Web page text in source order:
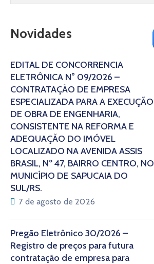
Novidades
EDITAL DE CONCORRÊNCIA
ELETRÔNICA N° 09/2026 –
CONTRATAÇÃO DE EMPRESA
ESPECIALIZADA PARA A EXECUÇÃO
DE OBRA DE ENGENHARIA,
CONSISTENTE NA REFORMA E
ADEQUAÇÃO DO IMÓVEL
LOCALIZADO NA AVENIDA ASSIS
BRASIL, Nº 47, BAIRRO CENTRO, NO
MUNICÍPIO DE SAPUCAIA DO
SUL/RS.
7 de agosto de 2026
Pregão Eletrônico 30/2026 –
Registro de preços para futura
contratação de empresa para